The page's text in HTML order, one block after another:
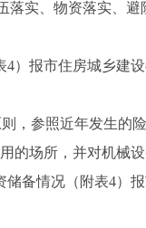
落实、物资落实、
）报市住房城乡建
，参照近年发生的
的场所，并对机械
备情况（附表4）